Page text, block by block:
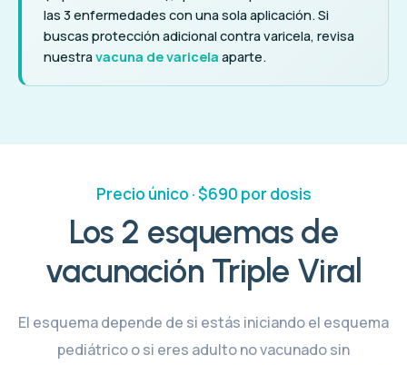
las 3 enfermedades con una sola aplicación. Si
buscas protección adicional contra varicela, revisa
nuestra vacuna de varicela aparte.
Precio único · $690 por dosis
Los 2 esquemas de
vacunación Triple Viral
El esquema depende de si estás iniciando el esquema
pediátrico o si eres adulto no vacunado sin